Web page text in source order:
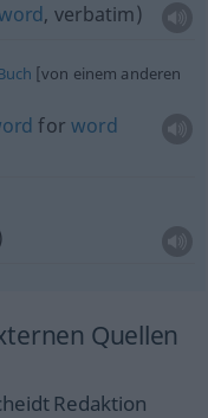
, verbatim)
[von einem anderen
forword
Quellen
Redaktion